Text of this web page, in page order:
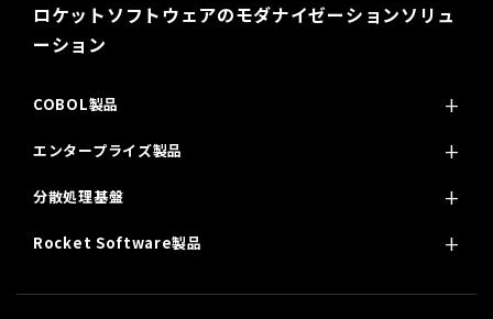
ロケットソフトウェアのモダナイゼーションソリュ
ーション
COBOL製品
エンタープライズ製品
分散処理基盤
Rocket Software製品